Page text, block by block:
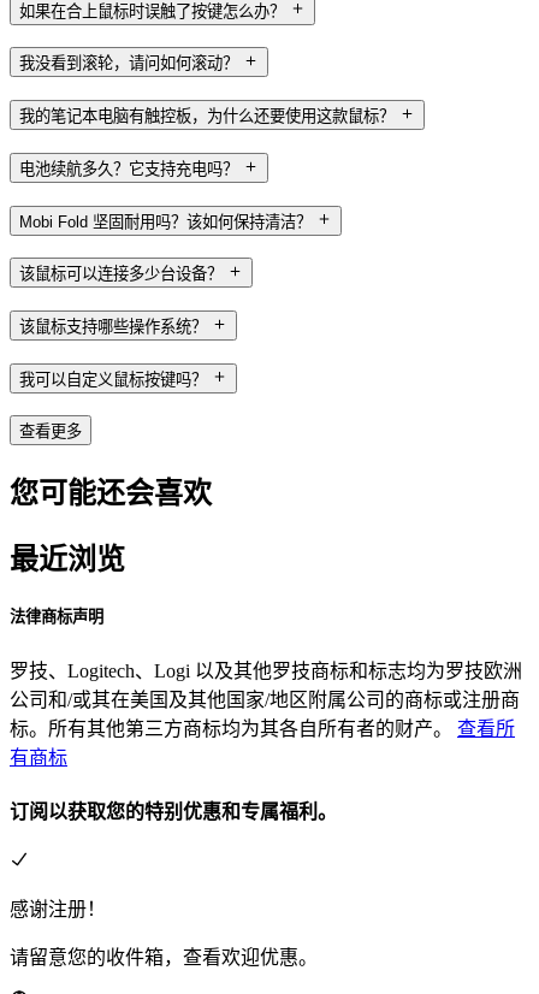
如果在合上鼠标时误触了按键怎么办？
我没看到滚轮，请问如何滚动？
我的笔记本电脑有触控板，为什么还要使用这款鼠标？
电池续航多久？它支持充电吗？
Mobi Fold 坚固耐用吗？该如何保持清洁？
该鼠标可以连接多少台设备？
该鼠标支持哪些操作系统？
我可以自定义鼠标按键吗？
查看更多
您可能还会喜欢
最近浏览
法律商标声明
罗技、Logitech、Logi 以及其他罗技商标和标志均为罗技欧洲
公司和/或其在美国及其他国家/地区附属公司的商标或注册商
标。所有其他第三方商标均为其各自所有者的财产。 查看所
有商标
订阅以获取您的特别优惠和专属福利。
感谢注册！
请留意您的收件箱，查看欢迎优惠。